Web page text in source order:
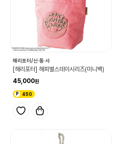
해리포터/신·동·사
[해리포터] 해피벌스데이시리즈(미니백)
45,000
450